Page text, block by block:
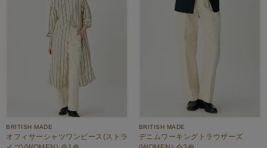
BRITISH MADE
オフィサーシャツワンピース(ストラ
BRITISH MADE
デニムワーキングトラウザーズ